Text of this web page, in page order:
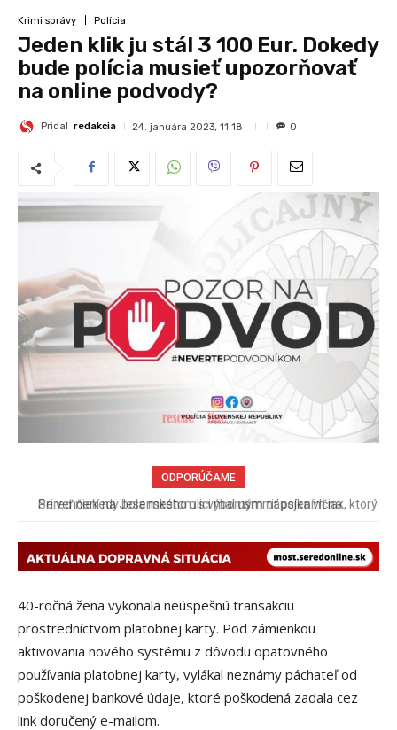
Krimi správy Polícia
Jeden klik ju stál 3 100 Eur. Dokedy
bude polícia musieť upozorňovať
na online podvody?
Pridal redakcia 24. januára 2023, 11:18 0
ODPORÚČAME
Pri venčení na Jesenského ulici mal usmrtiť psíka vlčiak, ktorý
40-ročná žena vykonala neúspešnú transakciu
prostredníctvom platobnej karty. Pod zámienkou
aktivovania nového systému z dôvodu opätovného
používania platobnej karty, vylákal neznámy páchateľ od
poškodenej bankové údaje, ktoré poškodená zadala cez
link doručený e-mailom.